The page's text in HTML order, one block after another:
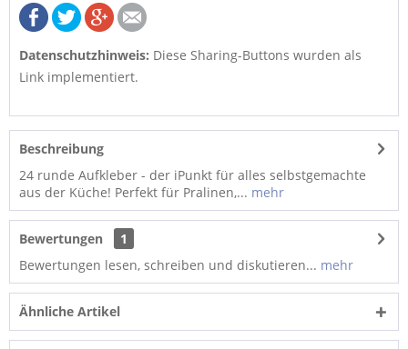
Datenschutzhinweis: Diese Sharing-Buttons wurden als
Link implementiert.
Beschreibung
24 runde Aufkleber - der iPunkt für alles selbstgemachte
aus der Küche! Perfekt für Pralinen,... mehr
Bewertungen
1
Bewertungen lesen, schreiben und diskutieren... mehr
Ähnliche Artikel